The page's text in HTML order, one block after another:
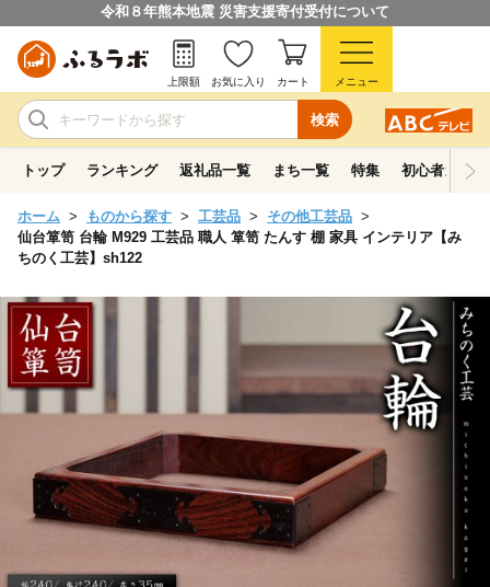
令和８年熊本地震 災害支援寄付受付について
検索
上限額 お気に入り カート メニュー
トップ ランキング 返礼品一覧 まち一覧 特集 初心者ガイド
ホーム ものから探す 工芸品
その他工芸品
仙台箪笥 台輪 M929 工芸品 職人 箪笥 たんす 棚 家具 インテリア【み
ちのく工芸】sh122